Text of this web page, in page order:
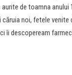
de toamna anului
căruia noi, fetele venite
îi descopeream